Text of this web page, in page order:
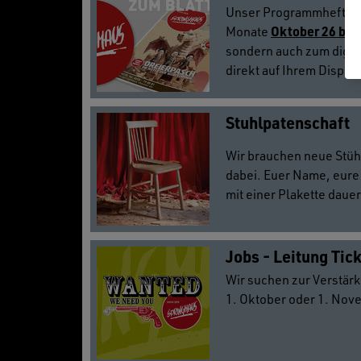
Unser Programmheft
Monate Oktober 26 bis
sondern auch zum
direkt auf Ihrem Display.
Stuhlpatenschaft
Wir brauchen neue
dabei. Euer Name,
mit einer Plakette
Jobs - Leitung
Wir suchen zur
1. Oktober oder 1.